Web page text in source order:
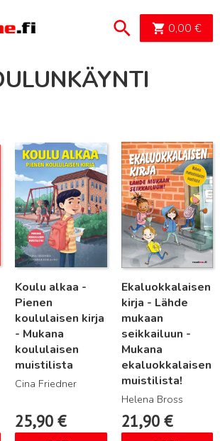
0,00 €
Koulu alkaa -
Pienen
koululaisen kirja
- Mukana
koululaisen
muistilista
Cina Friedner
25,90€
Lue lisää
Ekaluokkalaisen
kirja - Lähde
mukaan
seikkailuun -
Mukana
ekaluokkalaisen
muistilista!
Helena Bross
21,90 €
Lue lisää